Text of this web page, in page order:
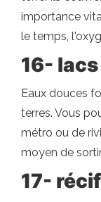
importance
le temps,
16- lacs
Eaux douces
terres. Vous
métro ou de
moyen de
17-